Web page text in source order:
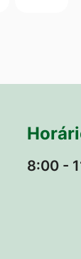
8:00 -